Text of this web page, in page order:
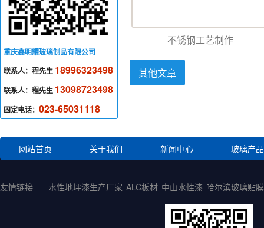
重庆鑫明耀玻璃制品有限公司
联系人：程先生 18996323498
联系人：程先生 13098723498
固定电话： 023-65031118
不锈钢工艺制作
其他文章
网站首页 关于我们 新闻中心 玻璃产品
友情链接 水性地坪漆生产厂家 ALC板材 中山水性漆 哈尔滨玻璃贴膜